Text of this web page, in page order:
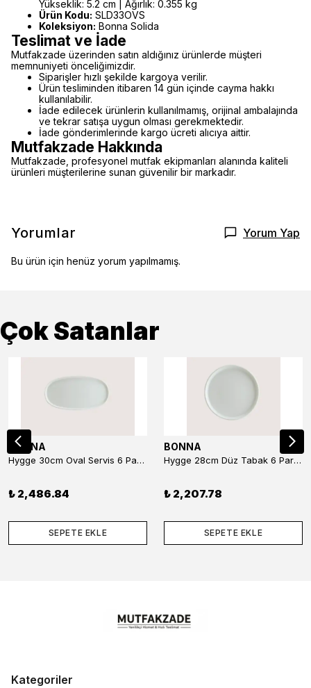
Yükseklik: 5.2 cm | Ağırlık: 0.355 kg
Ürün Kodu: SLD33OVS
Koleksiyon: Bonna Solida
Teslimat ve İade
Mutfakzade üzerinden satın aldığınız ürünlerde müşteri
memnuniyeti önceliğimizdir.
Siparişler hızlı şekilde kargoya verilir.
Ürün tesliminden itibaren 14 gün içinde cayma hakkı
kullanılabilir.
İade edilecek ürünlerin kullanılmamış, orijinal ambalajında
ve tekrar satışa uygun olması gerekmektedir.
İade gönderimlerinde kargo ücreti alıcıya aittir.
Mutfakzade Hakkında
Mutfakzade, profesyonel mutfak ekipmanları alanında kaliteli
ürünleri müşterilerine sunan güvenilir bir markadır.
Yorumlar Yorum Yap
Bu ürün için henüz yorum yapılmamış.
Çok Satanlar
BONNA
Hygge 30cm Oval Servis 6 Parça
₺ 2,486.84
SEPETE EKLE
BONNA
Hygge 28cm Düz Tabak 6 Parça
₺ 2,207.78
SEPETE EKLE
Kategoriler